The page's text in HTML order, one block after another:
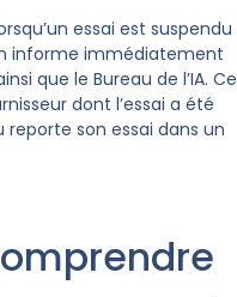
essai est suspendu
informe immédiatement
que le Bureau de l’IA. Ce
dont l’essai a été
son essai dans un